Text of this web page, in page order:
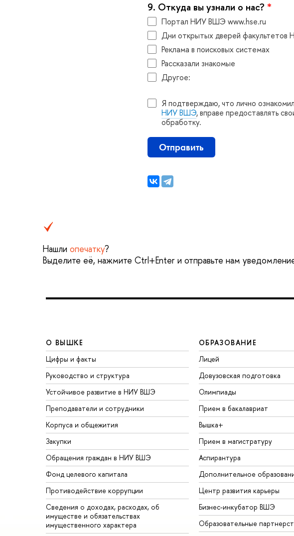
9. Откуда вы узнали о нас? *
Портал НИУ ВШЭ www.hse.ru
Дни открытых дверей
Реклама в поисковых системах
Рассказали знакомые
Другое:
Я подтверждаю, что лично
НИУ ВШЭ, вправе предоставлять
обработку.
Отправить
Нашли опечатку?
ыделите её, нажмите Ctrl+Enter и отправьте нам
О ВЫШКЕ
Цифры и факты
Руководство и структура
Устойчивое развитие в НИУ ВШЭ
Преподаватели и сотрудники
Корпуса и общежития
Закупки
Обращения граждан в НИУ ВШЭ
Фонд целевого капитала
Противодействие коррупции
Сведения о доходах, расходах, о
имуществе и обязательствах
имущественного характера
ОБРАЗОВАНИЕ
Лицей
Довузовская подготовка
Олимпиады
Прием в бакалавриат
ышка+
Прием в магистратуру
Аспирантура
Дополнительное
Центр развития карьеры
Бизнес-инкубатор ВШЭ
Образовательные